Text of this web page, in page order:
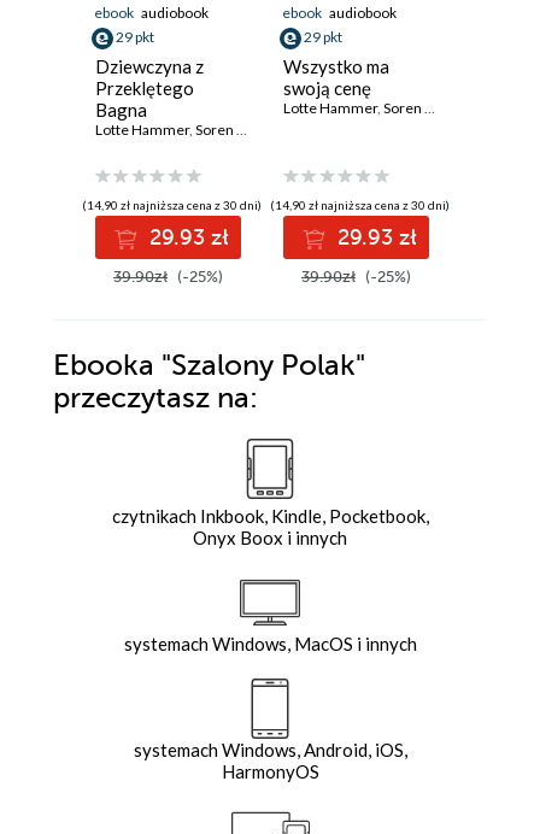
ebook audiobook
29 pkt
Dziewczyna z
Przeklętego
Bagna
Lotte Hammer, Soren Hammer
(14,90 zł najniższa cena z 30 dni)
29.93 zł
39.90zł (-25%)
ebook audiobook
29 pkt
Wszystko ma
swoją cenę
Lotte Hammer, Soren Hammer
(14,90 zł najniższa cena z 30 dni)
29.93 zł
39.90zł (-25%)
Ebooka "Szalony Polak"
przeczytasz na:
czytnikach Inkbook, Kindle, Pocketbook,
Onyx Boox i innych
systemach Windows, MacOS i innych
systemach Windows, Android, iOS,
HarmonyOS